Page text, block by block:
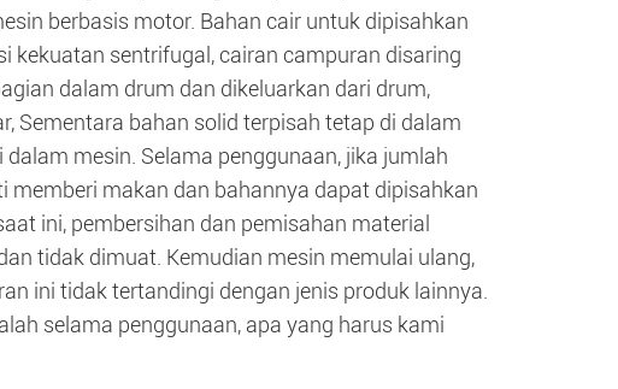
berbasis motor. Bahan cair untuk dipisahkan
kekuatan sentrifugal, cairan campuran disaring
dalam drum dan dikeluarkan dari drum,
Sementara bahan solid terpisah tetap di dalam
mesin. Selama penggunaan, jika jumlah
makan dan bahannya dapat dipisahkan
ini, pembersihan dan pemisahan material
tidak dimuat. Kemudian mesin memulai ulang,
ini tidak tertandingi dengan jenis produk lainnya.
selama penggunaan, apa yang harus kami